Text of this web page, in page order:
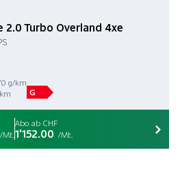
2.0 Turbo Overland 4xe
g/km
G
/Mt.
Abo ab CHF
1'152.00 /Mt.